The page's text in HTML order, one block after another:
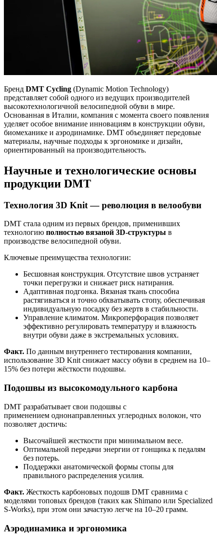
Бренд DMT Cycling (Dynamic Motion Technology)
представляет собой одного из ведущих производителей
высокотехнологичной велосипедной обуви в мире.
Основанная в Италии, компания с момента своего появления
уделяет особое внимание инновациям в конструкции обуви,
биомеханике и аэродинамике. DMT объединяет передовые
материалы, научные подходы к эргономике и дизайн,
ориентированный на производительность.
Научные и технологические основы
продукции DMT
Технология 3D Knit — революция в велообуви
DMT стала одним из первых брендов, применивших
технологию полностью вязаной 3D-структуры в
производстве велосипедной обуви.
Ключевые преимущества технологии:
Бесшовная конструкция. Отсутствие швов устраняет
точки перегрузки и снижает риск натирания.
Адаптивная подгонка. Вязаная ткань способна
растягиваться и точно обхватывать стопу, обеспечивая
индивидуальную посадку без жертв в стабильности.
Управление климатом. Микроперфорация позволяет
эффективно регулировать температуру и влажность
внутри обуви даже в экстремальных условиях.
Факт. По данным внутреннего тестирования компании,
использование 3D Knit снижает массу обуви в среднем на 10–
15% без потери жёсткости подошвы.
Подошвы из высокомодульного карбона
DMT разрабатывает свои подошвы с
применением однонаправленных углеродных волокон, что
позволяет достичь:
Высочайшей жесткости при минимальном весе.
Оптимальной передачи энергии от гонщика к педалям
без потерь.
Поддержки анатомической формы стопы для
правильного распределения усилия.
Факт. Жесткость карбоновых подошв DMT сравнима с
моделями топовых брендов (таких как Shimano или Specialized
S-Works), при этом они зачастую легче на 10–20 грамм.
Аэродинамика и эргономика